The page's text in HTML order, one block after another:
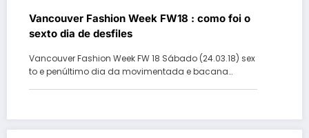
Vancouver Fashion Week FW18 : como foi o
sexto dia de desfiles
Vancouver Fashion Week FW 18 Sábado (24.03.18) sex
to e penúltimo dia da movimentada e bacana…